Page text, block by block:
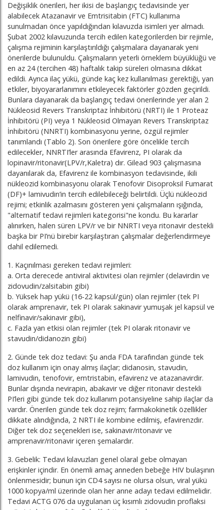
Değişiklik önerileri, her ikisi de başlangıç tedavisinde yer
alabilecek Atazanavir ve Emtrisitabin (FTC) kullanıma
sunulmadan önce yapıldığından kılavuzda isimleri yer almadı.
Şubat 2002 kılavuzunda tercih edilen kategorilerden bir rejimle,
çalışma rejiminin karşılaştırıldığı çalışmalara dayanarak yeni
önerilerde bulunuldu. Çalışmaların yeterli örneklem büyüklüğü ve
en az 24 (tercihen 48) haftalık takip süreleri olmasına dikkat
edildi. Ayrıca ilaç yükü, günde kaç kez kullanılması gerektiği, yan
etkiler, biyoyararlanımını etkileyecek faktörler gözden geçirildi.
Bunlara dayanarak da başlangıç tedavi önerilerinde yer alan 2
Nükleosid Revers Transkriptaz İnhibitörü (NRTI) ile 1 Proteaz
İnhibitörü (PI) veya 1 Nükleosid Olmayan Revers Transkriptaz
İnhibitörü (NNRTI) kombinasyonu yerine, özgül rejimler
tanımlandı (Tablo 2). Son önerilere göre öncelikle tercih
edilecekler, NNRTI’ler arasında Efavirenz, PI olarak da
lopinavir/ritonavir(LPV/r,Kaletra) dır. Gilead 903 çalışmasına
dayanılarak da, Efavirenz ile kombinasyon tedavisinde, ikili
nükleozid kombinasyonu olarak Tenofovir Disoproksil Fumarat
(DF)+ lamivudin’in tercih edilebileceği belirtildi. Üçlü nükleozid
rejimi; etkinlik azalmasını gösteren yeni çalışmaların ışığında,
"alternatif tedavi rejimleri kategorisi"ne kondu. Bu kararlar
alınırken, halen süren LPV/r ve bir NNRTI veya ritonavir destekli
başka bir PI’nü birebir karşılaştıran çalışmalar değerlendirmeye
dahil edilemedi.
1. Kaçınılması gereken tedavi rejimleri:
a. Orta derecede antiviral aktivitesi olan rejimler (delavirdin ve
zidovudin/zalsitabin gibi)
b. Yüksek hap yükü (16-22 kapsül/gün) olan rejimler (tek PI
olarak amprenavir, tek PI olarak sakinavir yumuşak jel kapsül ve
nelfinavir/sakinavir gibi),
c. Fazla yan etkisi olan rejimler (tek PI olarak ritonavir ve
stavudin/didanozin gibi)
2. Günde tek doz tedavi: Şu anda FDA tarafından günde tek
doz kullanım için onay almış ilaçlar; didanosin, stavudin,
lamivudin, tenofovir, emtristabin, efavirenz ve atazanavirdir.
Bunlar dışında nevirapin, abakavir ve diğer ritonavir destekli
PI’leri gibi günde tek doz kullanım potansiyeline sahip ilaçlar da
vardır. Önerilen günde tek doz rejim; farmakokinetik özellikler
dikkate alındığında, 2 NRTI ile kombine edilmiş, efavirenzdir.
Diğer tek doz seçenekleri ise, sakinavir/ritonavir ve
amprenavir/ritonavir içeren şemalardır.
3. Gebelik: Tedavi kılavuzları genel olaral gebe olmayan
erişkinler içindir. En önemli amaç anneden bebeğe HIV bulaşının
önlenmesidir; bunun için CD4 sayısı ne olursa olsun, viral yükü
1000 kopya/ml üzerinde olan her anne adayı tedavi edilmelidir.
Tedavi ACTG 076 da uygulanan üç kısımlı zidovudin proflaksi